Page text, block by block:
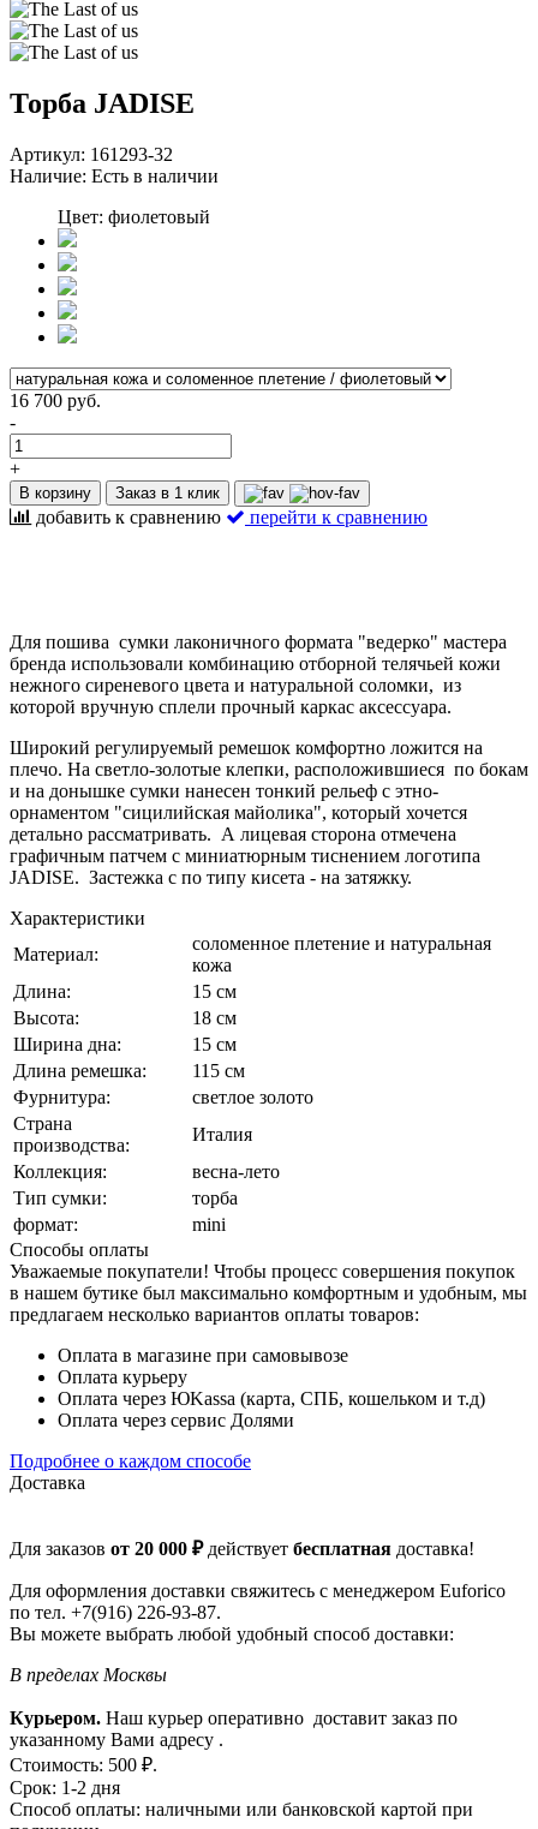
Торба JADISE
Артикул: 161293-32
Наличие: Есть в наличии
Цвет: фиолетовый
16 700 руб.
-
+
В корзину Заказ в 1 клик
добавить к сравнению перейти к сравнению
Для пошива сумки лаконичного формата "ведерко" мастера
бренда использовали комбинацию отборной телячьей кожи
нежного сиреневого цвета и натуральной соломки, из
которой вручную сплели прочный каркас аксессуара.
Широкий регулируемый ремешок комфортно ложится на
плечо. На светло-золотые клепки, расположившиеся по бокам
и на донышке сумки нанесен тонкий рельеф с этно-
орнаментом "сицилийская майолика", который хочется
детально рассматривать. А лицевая сторона отмечена
графичным патчем с миниатюрным тиснением логотипа
JADISE. Застежка с по типу кисета - на затяжку.
Характеристики
Материал:
соломенное плетение и натуральная
кожа
Длина:
15 см
Высота:
18 см
Ширина дна:
15 см
Длина ремешка:
115 см
Фурнитура:
светлое золото
Страна
производства:
Италия
Коллекция:
весна-лето
Тип сумки:
торба
формат:
mini
Способы оплаты
Уважаемые покупатели! Чтобы процесс совершения покупок
в нашем бутике был максимально комфортным и удобным, мы
предлагаем несколько вариантов оплаты товаров:
Оплата в магазине при самовывозе
Оплата курьеру
Оплата через ЮKassa (карта, СПБ, кошельком и т.д)
Оплата через сервис Долями
Подробнее о каждом способе
Доставка
Для заказов от 20 000 ₽действует бесплатная доставка!
Для оформления доставки свяжитесь с менеджером Euforico
по тел. +7(916) 226-93-87.
Вы можете выбрать любой удобный способ доставки:
В пределах Москвы
Курьером. Наш курьер оперативно доставит заказ по
указанному Вами адресу .
Стоимость: 500 ₽.
Срок: 1-2 дня
Способ оплаты: наличными или банковской картой при